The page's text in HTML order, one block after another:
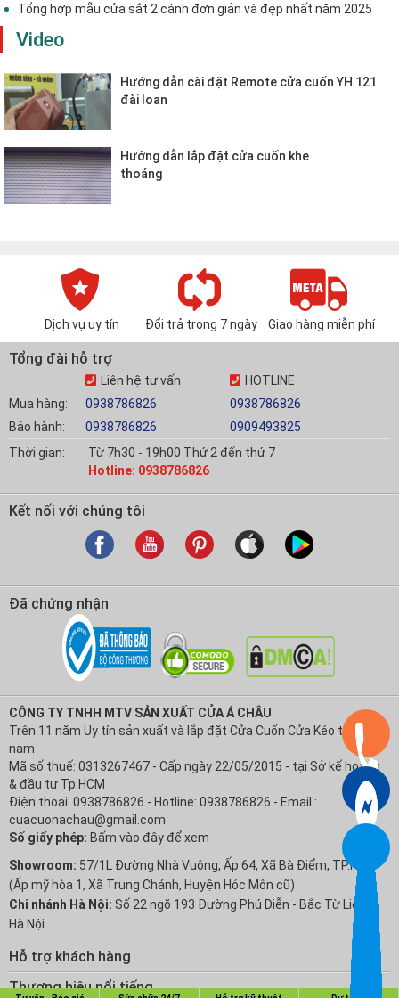
Tổng hợp mẫu cửa sắt 2 cánh đơn giản và đẹp nhất năm 2025
Video
Hướng dẫn cài đặt Remote cửa cuốn YH 121
đài loan
Hướng dẫn lắp đặt cửa cuốn khe
thoáng
Dịch vụ uy tín Đổi trả trong 7 ngày Giao hàng miễn phí
Tổng đài hỗ trợ
Mua hàng:
Bảo hành:
Liên hệ tư vấn
0938786826
0938786826
HOTLINE
0938786826
0909493825
Thời gian:
Từ 7h30 - 19h00 Thứ 2 đến thứ 7
Hotline: 0938786826
Kết nối với chúng tôi
Đã chứng nhận
CÔNG TY TNHH MTV SẢN XUẤT CỬA Á CHÂU
Trên 11 năm Uy tín sản xuất và lắp đặt Cửa Cuốn Cửa Kéo tại Việt
nam
Mã số thuế: 0313267467 - Cấp ngày 22/05/2015 - tại Sở kế hoạch
& đầu tư Tp.HCM
Điện thoại: 0938786826 - Hotline: 0938786826 - Email :
cuacuonachau@gmail.com
Số giấy phép: Bấm vào đây để xem
Showroom: 57/1L Đường Nhà Vuông, Ấp 64, Xã Bà Điểm, TP.HCM
(Ấp mỹ hòa 1, Xã Trung Chánh, Huyện Hóc Môn cũ)
Chi nhánh Hà Nội: Số 22 ngõ 193 Đường Phú Diễn - Bắc Từ Liêm -
Hà Nội
Hỗ trợ khách hàng
Chính sách Bảo hành
Thương hiệu nổi tiếng